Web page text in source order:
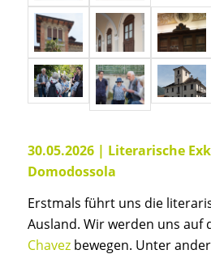
30.05.2026 | Literarische
Domodossola
Erstmals führt uns die
Ausland. Wir werden uns auf
Chavezbewegen. Unter